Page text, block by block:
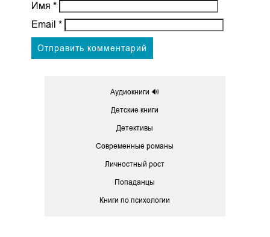
Имя *
Email *
Аудиокниги 🔊
Детские книги
Детективы
Современные романы
Личностный рост
Попаданцы
Книги по психологии